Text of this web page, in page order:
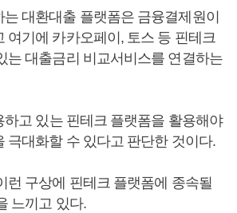
대환대출 플랫폼은 금융결제원이
여기에 카카오페이, 토스 등 핀테크
는 대출금리 비교서비스를 연결하는
하고 있는 핀테크 플랫폼을 활용해야
극대화할 수 있다고 판단한 것이다.
런 구상에 핀테크 플랫폼에 종속될
느끼고 있다.